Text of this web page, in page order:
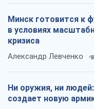
Минск готовится к
в условиях
кризиса
Александр Левченко
Ни оружия, ни
создает новую